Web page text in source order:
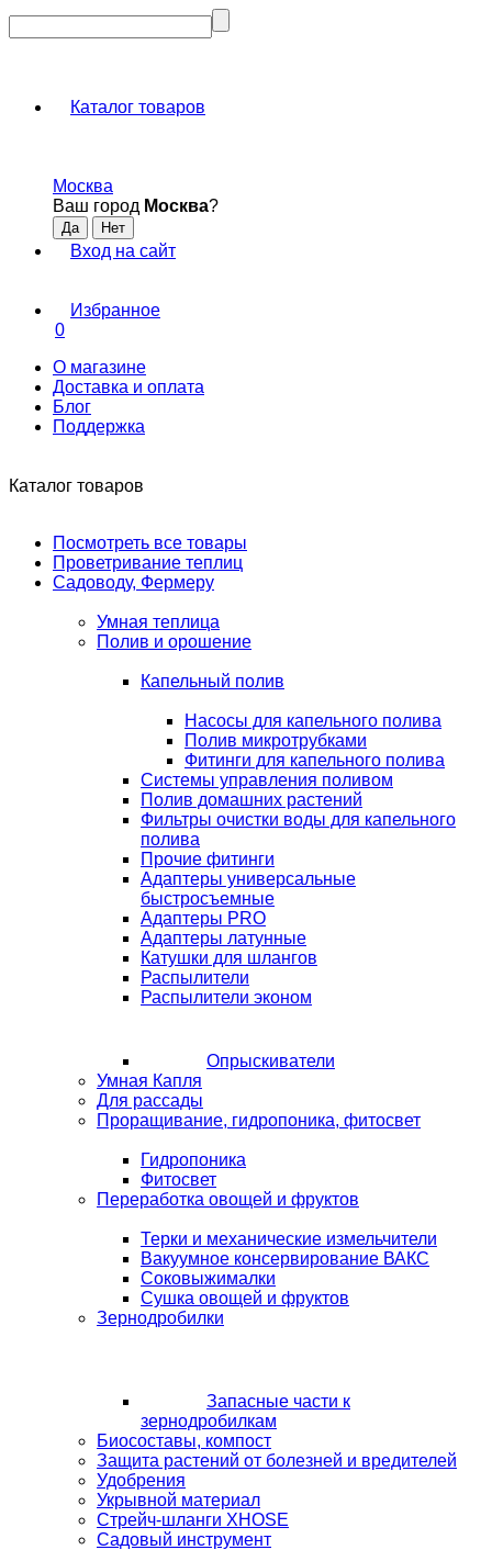
Каталог товаров
Москва
Ваш город Москва?
Вход на сайт
Избранное
0
О магазине
Доставка и оплата
Блог
Поддержка
Каталог товаров
Посмотреть все товары
Проветривание теплиц
Садоводу, Фермеру
Умная теплица
Полив и орошение
Капельный полив
Насосы для капельного полива
Полив микротрубками
Фитинги для капельного полива
Системы управления поливом
Полив домашних растений
Фильтры очистки воды для капельного
полива
Прочие фитинги
Адаптеры универсальные
быстросъемные
Адаптеры PRO
Адаптеры латунные
Катушки для шлангов
Распылители
Распылители эконом
Опрыскиватели
Умная Капля
Для рассады
Проращивание, гидропоника, фитосвет
Гидропоника
Фитосвет
Переработка овощей и фруктов
Терки и механические измельчители
Вакуумное консервирование ВАКС
Соковыжималки
Сушка овощей и фруктов
Зернодробилки
Запасные части к
зернодробилкам
Биосоставы, компост
Защита растений от болезней и вредителей
Удобрения
Укрывной материал
Стрейч-шланги XHOSE
Садовый инструмент